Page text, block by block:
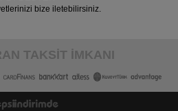
bize iletebilirsiniz.
TAKSİT İMKANI